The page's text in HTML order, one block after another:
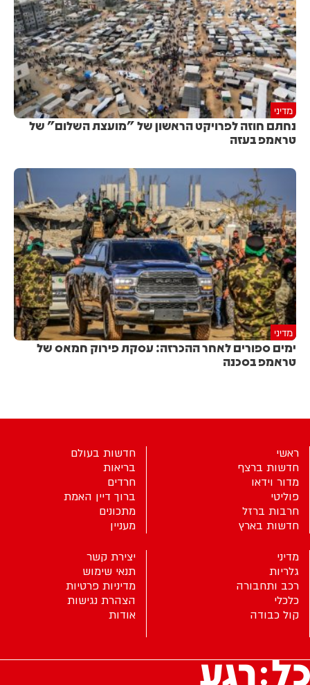
מדיני
נחתם חוזה לפרויקט הראשון של "מועצת השלום" של
טראמפ בעזה
מדיני
ימים ספורים לאחר ההכרזה: עסקת פירוק חמאס של
טראמפ בסכנה
ראשי
חדשות ברצף
מדור וידאו
פוליטי
חרבות ברזל
חדשות בארץ
חדשות בעולם
בריאות
חרדים
ברוך דיין האמת
מתכונים
מעניין
מדיני
גלריות
רכב ותחבורה
כלכלי
קול כבודה
יצירת קשר
תנאי שימוש
מדיניות פרטיות
הצהרת נגישות
אודות